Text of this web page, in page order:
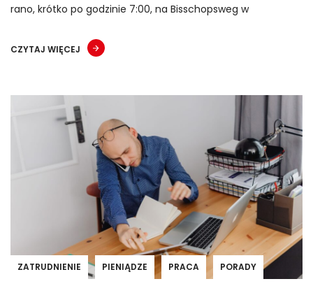
rano, krótko po godzinie 7:00, na Bisschopsweg w
CZYTAJ WIĘCEJ
ZATRUDNIENIE PIENIĄDZE PRACA PORADY